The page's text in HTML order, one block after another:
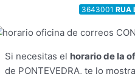
3643001 RUA
Si necesitas el horario de la
de PONTEVEDRA, te lo